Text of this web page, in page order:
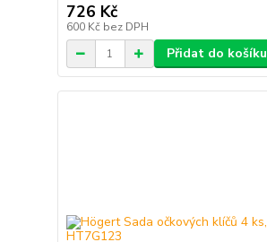
726 Kč
600 Kč bez DPH
Přidat do košíku